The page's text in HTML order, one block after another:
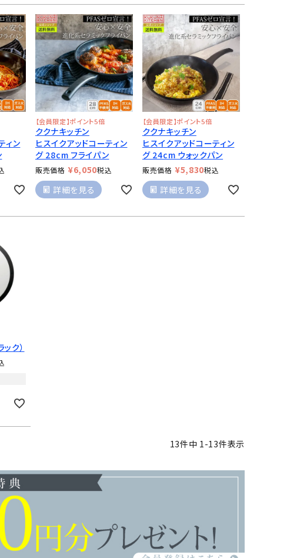
ィン
【会員限定】ポイント5倍
ククナキッチン
ヒスイクアッドコーティン
グ 28cm フライパン
販売価格 ¥6,050税込
詳細を見る
【会員限定】ポイント5倍
ククナキッチン
ヒスイクアッドコーティン
グ 24cm ウォックパン
販売価格 ¥5,830税込
詳細を見る
ク）
13件中 1-13件表示